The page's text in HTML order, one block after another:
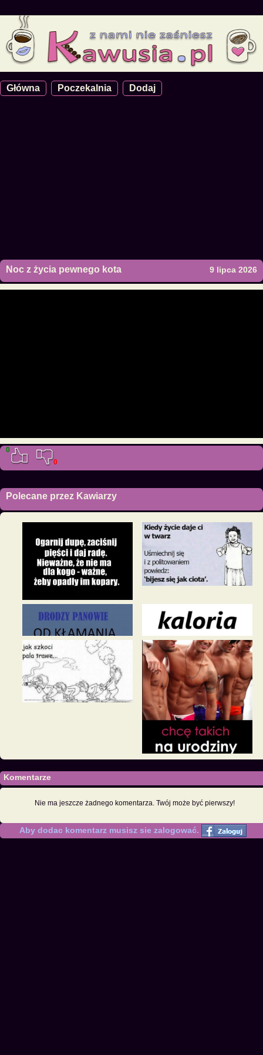
Główna Poczekalnia Dodaj
Noc z życia pewnego kota 9 lipca 2026
0
0
Polecane przez Kawiarzy
Komentarze
Nie ma jeszcze żadnego komentarza. Twój może być pierwszy!
Aby dodac komentarz musisz sie zalogować.